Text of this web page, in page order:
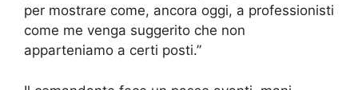
per mostrare come, ancora oggi, a professionisti
come me venga suggerito che non
apparteniamo a certi posti.”